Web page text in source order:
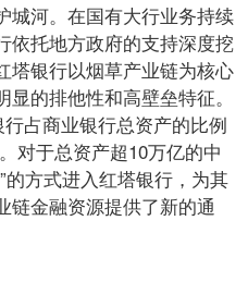
城河。在国有大行业务持续
依托地方政府的支持深度挖
塔银行以烟草产业链为核心
的排他性和高壁垒特征。
占商业银行总资产的比例
对于总资产超10万亿的中
的方式进入红塔银行，为其
链金融资源提供了新的通